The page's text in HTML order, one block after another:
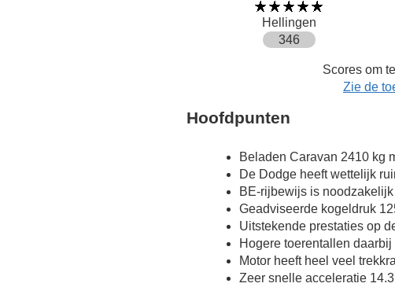
Hellingen
346
Scores om
Zie de
Hoofdpunten
Beladen Caravan 2410 kg
De Dodge heeft wettelijk
BE-rijbewijs is noodzakelijk
Geadviseerde kogeldruk
Uitstekende prestaties op
Hogere toerentallen
Motor heeft heel veel
Zeer snelle acceleratie